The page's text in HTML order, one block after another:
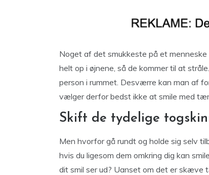
Noget af det smukkeste på et
helt op i øjnene, så de kommer til at
person i rummet. Desværre kan man af
vælger derfor bedst ikke at smile med
Skift de tydelige
Men hvorfor gå rundt og holde sig selv
hvis du ligesom dem omkring dig kan
dit smil ser ud? Uanset om det er skæve